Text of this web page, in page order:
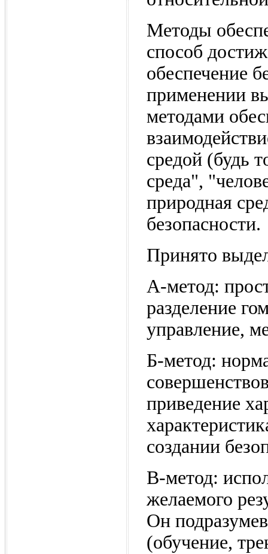
Методы
способ
обеспечение
применении
методами
средой (будь
среда",
природная
безопасности.
Принято
А-метод:
разделение
управление,
Б-метод:
приведение
создании
В-метод:
желаемого
Он
(обучение,